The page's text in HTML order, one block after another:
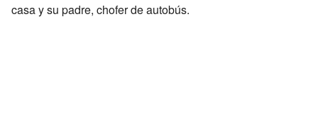
casa y su padre, chofer de autobús.